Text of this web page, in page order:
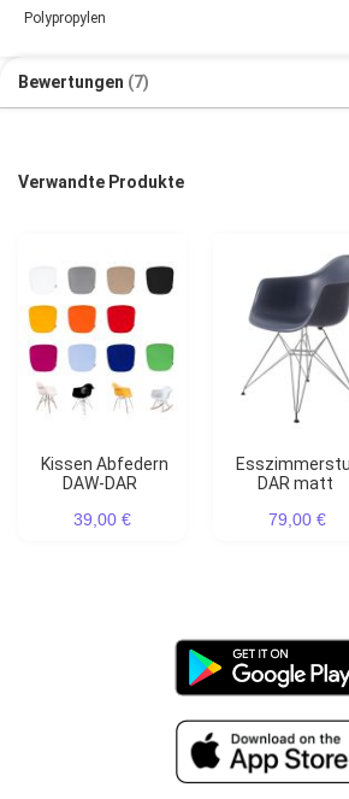
Polypropylen
Bewertungen 7
Verwandte Produkte
Kissen Abfedern
DAW-DAR
39,00 €
Esszimmerstuhl
DAR matt
79,00 €